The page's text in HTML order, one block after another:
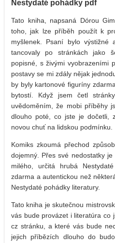
Nestydaté pohádky pdf
Tato kniha, napsaná Dórou
toho, jak lze příběh použít k
myšlenek. Psaní bylo
tancovaly po stránkách jako
popisné, s živými vyobrazeními
postavy se mi zdály nějak
by byly kartonové figuríny
bytostí. Když jsem četl
uvědoměním, že mobi příběhy
dlouho poté, co jste je dočetli,
novou chuť na lidskou podmínku.
Komiks zkoumá přechod
dojemný. Přes své nedostatky
milého, určitá hrubá
zdarma a autentickou než
Nestydaté pohádky literatury.
Tato kniha je skutečnou
vás bude provázet i literatúra co
cz stránku, a které vás bude
jejich příbězích dlouho do